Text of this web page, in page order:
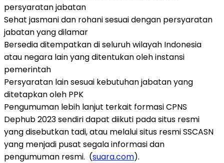
persyaratan jabatan
Sehat jasmani dan rohani sesuai dengan persyaratan
jabatan yang dilamar
Bersedia ditempatkan di seluruh wilayah Indonesia
atau negara lain yang ditentukan oleh instansi
pemerintah
Persyaratan lain sesuai kebutuhan jabatan yang
ditetapkan oleh PPK
Pengumuman lebih lanjut terkait formasi CPNS
Dephub 2023 sendiri dapat diikuti pada situs resmi
yang disebutkan tadi, atau melalui situs resmi SSCASN
yang menjadi pusat segala informasi dan
pengumuman resmi. (suara.com).